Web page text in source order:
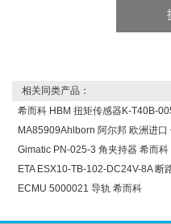
相关同类产品：
希而科 HBM 扭矩传感器K-T40B-
MA85909Ahlborn 阿尔邦 欧洲进口
Gimatic PN-025-3 角夹持器 希而科
ETA ESX10-TB-102-DC24V-8A 断
ECMU 5000021 导轨 希而科